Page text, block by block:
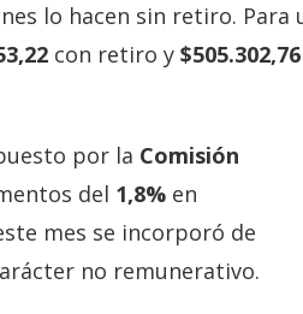
lo hacen sin retiro. Para
con retiro y $505.302,76
por la Comisión
del 1,8% en
mes se incorporó de
no remunerativo.